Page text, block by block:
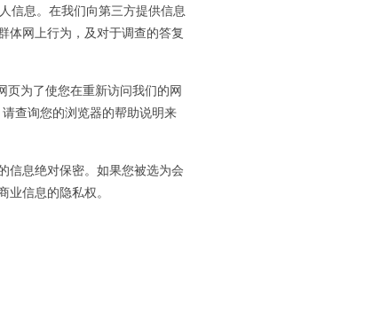
信息。在我们向第三方提供信息
体网上行为，及对于调查的答复
页为了使您在重新访问我们的网
查询您的浏览器的帮助说明来
信息绝对保密。如果您被选为会
信息的隐私权。